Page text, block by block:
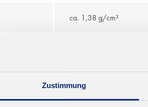
Zustimmung
ca. 1,38 g/cm³